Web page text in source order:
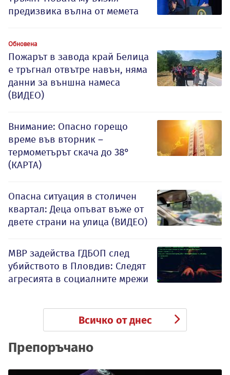
предизвика вълна от мемета
Обновена
Пожарът в завода край Белица
е тръгнал отвътре навън, няма
данни за външна намеса
(ВИДЕО)
Внимание: Опасно горещо
време във вторник –
термометърът скача до 38°
(КАРТА)
Опасна ситуация в столичен
квартал: Деца опъват въже от
двете страни на улица (ВИДЕО)
МВР задейства ГДБОП след
убийството в Пловдив: Следят
агресията в социалните мрежи
Всичко от днес
Препоръчано